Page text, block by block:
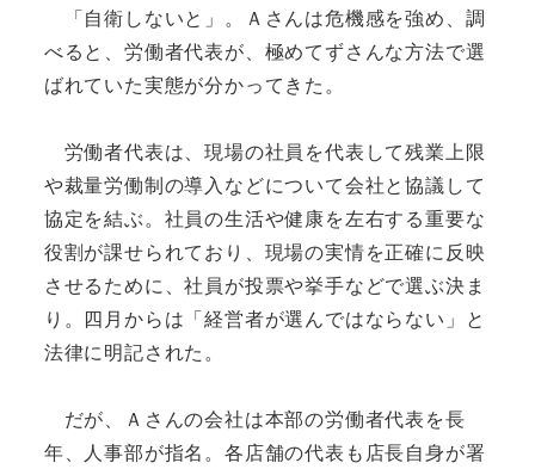
「自衛しないと」。Ａさんは危機感を強め、調
べると、労働者代表が、極めてずさんな方法で選
ばれていた実態が分かってきた。
労働者代表は、現場の社員を代表して残業上限
や裁量労働制の導入などについて会社と協議して
協定を結ぶ。社員の生活や健康を左右する重要な
役割が課せられており、現場の実情を正確に反映
させるために、社員が投票や挙手などで選ぶ決ま
り。四月からは「経営者が選んではならない」と
法律に明記された。
だが、Ａさんの会社は本部の労働者代表を長
年、人事部が指名。各店舗の代表も店長自身が署